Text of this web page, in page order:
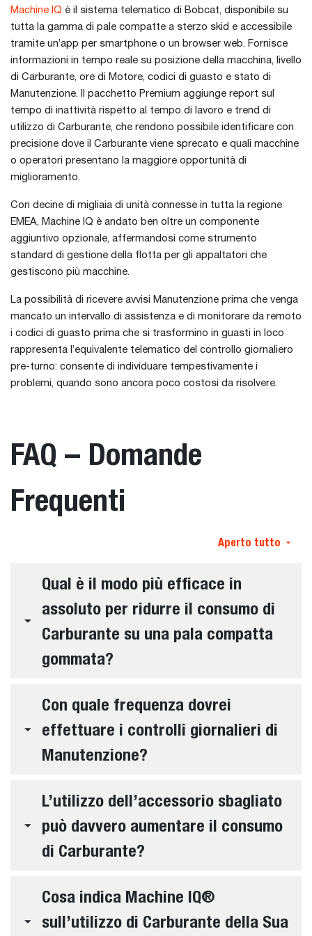
Machine IQ è il sistema telematico di Bobcat, disponibile su
tutta la gamma di pale compatte a sterzo skid e accessibile
tramite un’app per smartphone o un browser web. Fornisce
informazioni in tempo reale su posizione della macchina, livello
di Carburante, ore di Motore, codici di guasto e stato di
Manutenzione. Il pacchetto Premium aggiunge report sul
tempo di inattività rispetto al tempo di lavoro e trend di
utilizzo di Carburante, che rendono possibile identificare con
precisione dove il Carburante viene sprecato e quali macchine
o operatori presentano la maggiore opportunità di
miglioramento.
Con decine di migliaia di unità connesse in tutta la regione
EMEA, Machine IQ è andato ben oltre un componente
aggiuntivo opzionale, affermandosi come strumento
standard di gestione della flotta per gli appaltatori che
gestiscono più macchine.
La possibilità di ricevere avvisi Manutenzione prima che venga
mancato un intervallo di assistenza e di monitorare da remoto
i codici di guasto prima che si trasformino in guasti in loco
rappresenta l’equivalente telematico del controllo giornaliero
pre-turno: consente di individuare tempestivamente i
problemi, quando sono ancora poco costosi da risolvere.
FAQ – Domande
Frequenti
Aperto tutto
Qual è il modo più efficace in
assoluto per ridurre il consumo di
Carburante su una pala compatta
gommata?
Con quale frequenza dovrei
effettuare i controlli giornalieri di
Manutenzione?
L’utilizzo dell’accessorio sbagliato
può davvero aumentare il consumo
di Carburante?
Cosa indica Machine IQ®
sull’utilizzo di Carburante della Sua